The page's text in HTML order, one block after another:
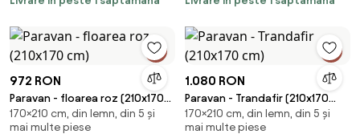
972 RON
Paravan - floarea roz (210x170
cm)
170×210 cm, din lemn, din 5 și
mai multe piese
1.080 RON
Paravan - Trandafir (210x170
cm)
170×210 cm, din lemn, din 5 și
mai multe piese